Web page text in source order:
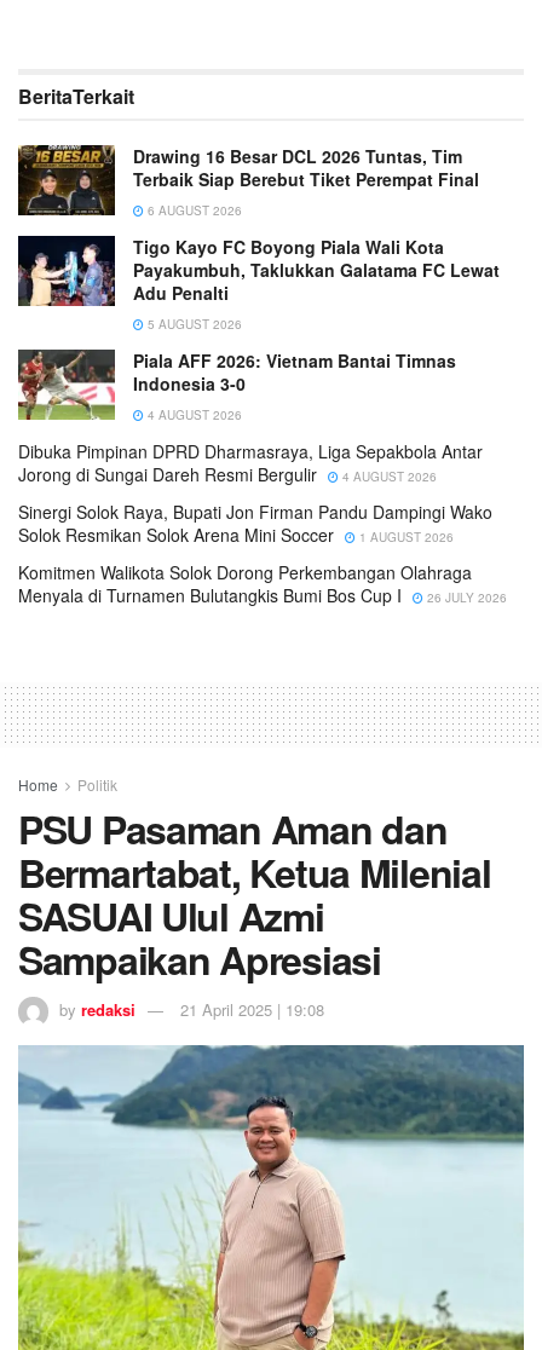
BeritaTerkait
Drawing 16 Besar DCL 2026 Tuntas, Tim
Terbaik Siap Berebut Tiket Perempat Final
6 AUGUST 2026
Tigo Kayo FC Boyong Piala Wali Kota
Payakumbuh, Taklukkan Galatama FC Lewat
Adu Penalti
5 AUGUST 2026
Piala AFF 2026: Vietnam Bantai Timnas
Indonesia 3-0
4 AUGUST 2026
Dibuka Pimpinan DPRD Dharmasraya, Liga Sepakbola Antar
Jorong di Sungai Dareh Resmi Bergulir
4 AUGUST 2026
Sinergi Solok Raya, Bupati Jon Firman Pandu Dampingi Wako
Solok Resmikan Solok Arena Mini Soccer
1 AUGUST 2026
Komitmen Walikota Solok Dorong Perkembangan Olahraga
Menyala di Turnamen Bulutangkis Bumi Bos Cup I
26 JULY 2026
Home Politik
PSU Pasaman Aman dan
Bermartabat, Ketua Milenial
SASUAI Ulul Azmi
Sampaikan Apresiasi
by redaksi 21 April 2025 | 19:08